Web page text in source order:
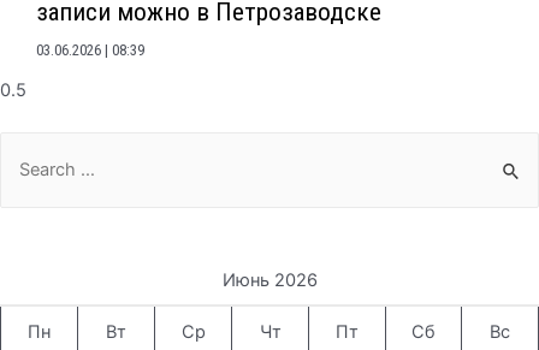
записи можно в Петрозаводске
03.06.2026 08:39
for:
Июнь 2026
Пн Вт Ср Чт Пт Сб Вс